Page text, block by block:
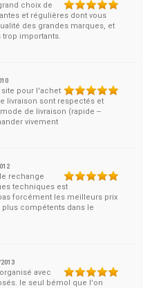
choix de
et régulières dont vous
des grandes marques, et
trop importants.
pour l'achet
livraison sont respectés et
de livraison (rapide --
vivement
rechange
techniques est
forcément les meilleurs prix
compétents dans le
avec
le seul bémol que l'on